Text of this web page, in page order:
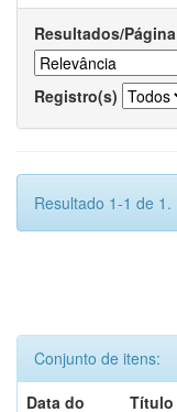
Resultados/Página
Registro(s)
Resultado 1-1 de 1.
Conjunto de itens:
Data do
Título